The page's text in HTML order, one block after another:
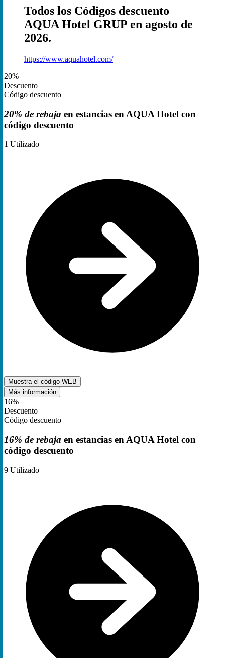
Todos los Códigos descuento
AQUA Hotel GRUP en agosto de
2026.
https://www.aquahotel.com/
20%
Descuento
Código descuento
20% de rebaja en estancias en AQUA Hotel con
código descuento
1 Utilizado
Muestra el código WEB
Más información
16%
Descuento
Código descuento
16% de rebaja en estancias en AQUA Hotel con
código descuento
9 Utilizado